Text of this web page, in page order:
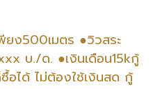
ยง500เมตร ●วิวสระ
บ./ด. ●เงินเดือน15kกู้
อได้ ไม่ต้องใช้เงินสด กู้